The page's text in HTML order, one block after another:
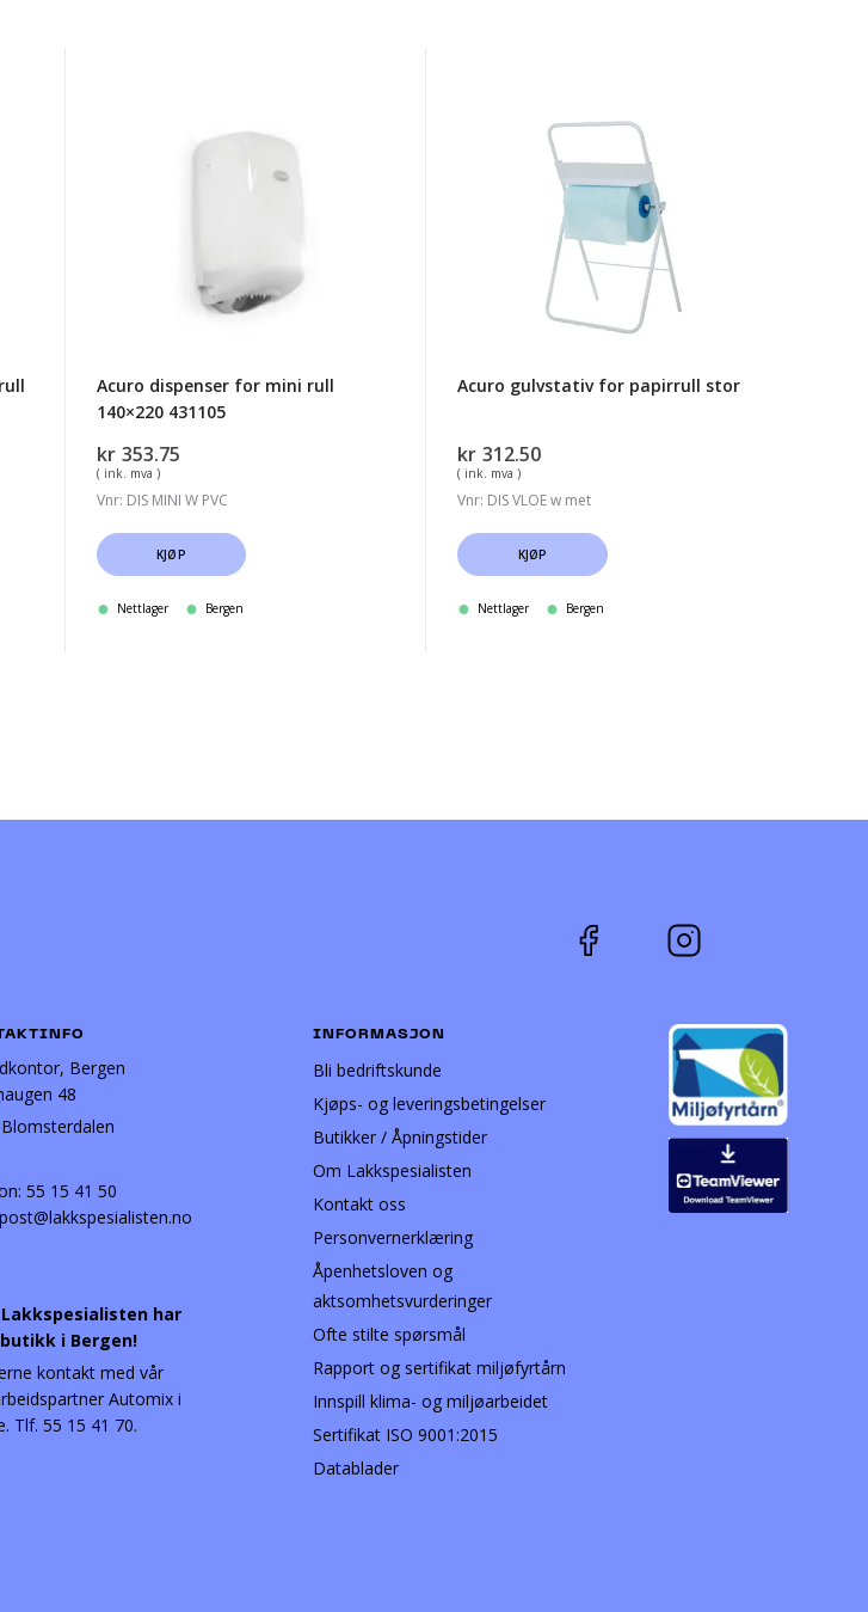
Acuro dispenser for mini rull
140×220 431105
kr 353.75
( ink. mva )
Vnr: DIS MINI W PVC
KJØP
Nettlager Bergen
Acuro gulvstativ for papirrull stor
kr 312.50
( ink. mva )
Vnr: DIS VLOE w met
KJØP
Nettlager Bergen
Bergen
48
55 15 41 50
Lakkspesialisten har
i Bergen!
kontakt med vår
Automix i
Tlf. 55 15 41 70.
INFORMASJON
Bli bedriftskunde
Kjøps- og leveringsbetingelser
Butikker / Åpningstider
Om Lakkspesialisten
Kontakt oss
Personvernerklæring
Åpenhetsloven og
aktsomhetsvurderinger
Ofte stilte spørsmål
Rapport og sertifikat miljøfyrtårn
Innspill klima- og miljøarbeidet
Sertifikat ISO 9001:2015
Datablader